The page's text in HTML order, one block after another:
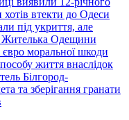
втекти до Одеси
під укриття, але
Жителька Одещини
євро моральної шкоди
життя внаслідок
Білгород-
та зберігання гранати